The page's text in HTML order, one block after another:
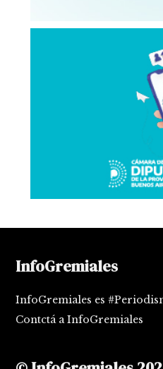
InfoGremiales
InfoGremiales es
Contctá a InfoGremiales